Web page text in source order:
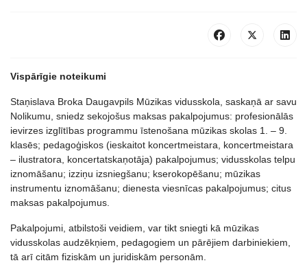
Vispārīgie noteikumi
Staņislava Broka Daugavpils Mūzikas vidusskola, saskaņā ar savu
Nolikumu, sniedz sekojošus maksas pakalpojumus: profesionālās
ievirzes izglītības programmu īstenošana mūzikas skolas 1. – 9.
klasēs; pedagoģiskos (ieskaitot koncertmeistara, koncertmeistara
– ilustratora, koncertatskaņotāja) pakalpojumus; vidusskolas telpu
iznomāšanu; izziņu izsniegšanu; kserokopēšanu; mūzikas
instrumentu iznomāšanu; dienesta viesnīcas pakalpojumus; citus
maksas pakalpojumus.
Pakalpojumi, atbilstoši veidiem, var tikt sniegti kā mūzikas
vidusskolas audzēkņiem, pedagogiem un pārējiem darbiniekiem,
tā arī citām fiziskām un juridiskām personām.